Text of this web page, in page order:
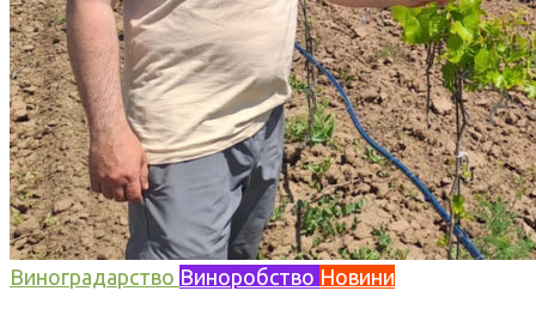
Виноградарство Виноробство Новини